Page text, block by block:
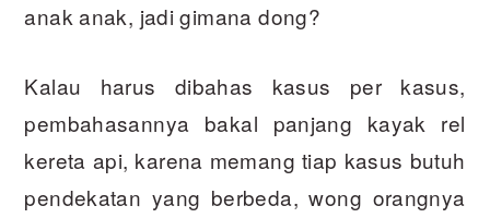
anak anak, jadi gimana dong?
Kalau harus dibahas kasus per kasus,
pembahasannya bakal panjang kayak rel
kereta api, karena memang tiap kasus butuh
pendekatan yang berbeda, wong orangnya